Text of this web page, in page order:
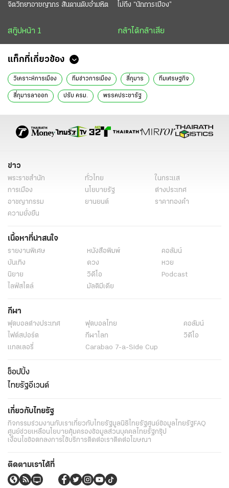
จิตวิทยาอาชญากร สันดานดิบอำมหิต
สกู๊ปหน้า 1
ไม่ถึง “นักการเมือง”
กล้าได้กล้าเสีย
แท็กที่เกี่ยวข้อง
วิเคราะห์การเมือง ทีมข่าวการเมือง สี่กุมาร ทีมเศรษฐกิจ
สี่กุมารลาออก ปรับ ครม. พรรคประชารัฐ
ข่าว
พระราชสำนัก ทั่วไทย
ในกระแส
การเมือง
นโยบายรัฐ
ต่างประเทศ
อาชญากรรม
ยานยนต์
ราคาทองคำ
ความยั่งยืน
เนื้อหาที่น่าสนใจ
รายงานพิเศษ หนังสือพิมพ์
คอลัมน์
บันเทิง
ดวง
หวย
นิยาย
วิดีโอ
Podcast
ไลฟ์สไตล์
มัลติมีเดีย
กีฬา
ฟุตบอลต่่างประเทศ ฟุตบอลไทย
คอลัมน์
ไฟต์สปอร์ต
กีฬาโลก
วิดีโอ
แกลเลอรี่
Carabao 7-a-Side Cup
ช็อปปิ้ง
ไทยรัฐอีเวนต์
เกี่ยวกับไทยรัฐ
กิจกรรมร่วมงานกับเราเกี่ยวกับไทยรัฐมูลนิธิไทยรัฐศูนย์ข้อมูลไทยรัฐFAQ
ศูนย์ช่วยเหลือนโยบายคุ้มครองข้อมูลส่วนบุคคลไทยรัฐกรุ๊ป
เงื่อนไขข้อตกลงการใช้บริการติดต่อเราติดต่อโฆษณา
ติดตามเราได้ที่